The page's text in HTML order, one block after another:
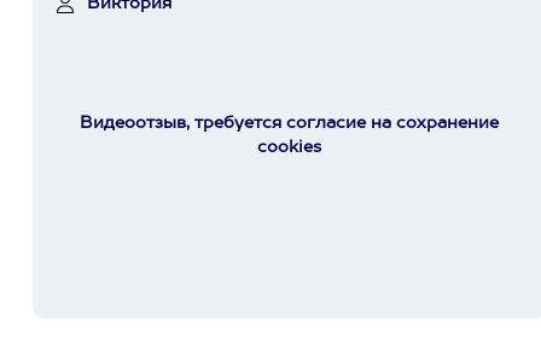
Виктория
Видеоотзыв, требуется согласие на сохранение
cookies